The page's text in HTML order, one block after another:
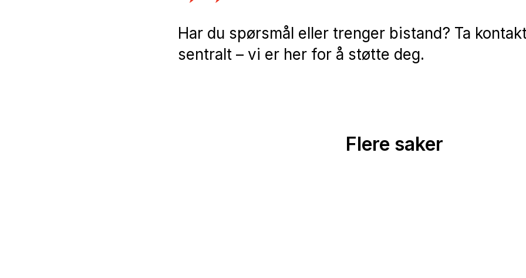
Har du spørsmål eller trenger bistand? Ta
sentralt – vi er her for å støtte deg.
Flere saker